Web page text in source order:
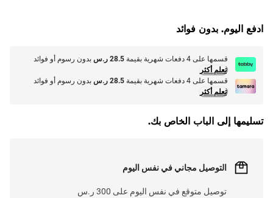
ادفع اليوم. بدون فوائد
قسمها على 4 دفعات شهرية بقيمة 28.5 ر.س
بدون رسوم أو فوائد
تعلم أكثر
قسمها على 4 دفعات شهرية بقيمة
28.5 ر.س
بدون رسوم أو فوائد
تعلم أكثر
تسليمها إلى الباب الخاص بك.
التوصيل مجاني في نفس اليوم
توصيل متوقع في نفس اليوم على 300 ر.س